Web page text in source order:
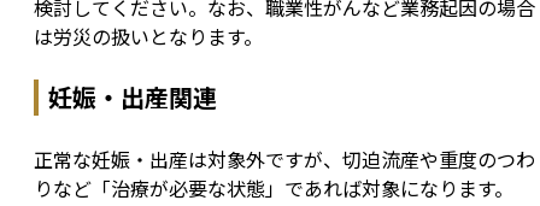
検討してください。なお、職業性がんなど業務起因の場合
は労災の扱いとなります。
妊娠・出産関連
正常な妊娠・出産は対象外ですが、切迫流産や重度のつわ
りなど「治療が必要な状態」であれば対象になります。